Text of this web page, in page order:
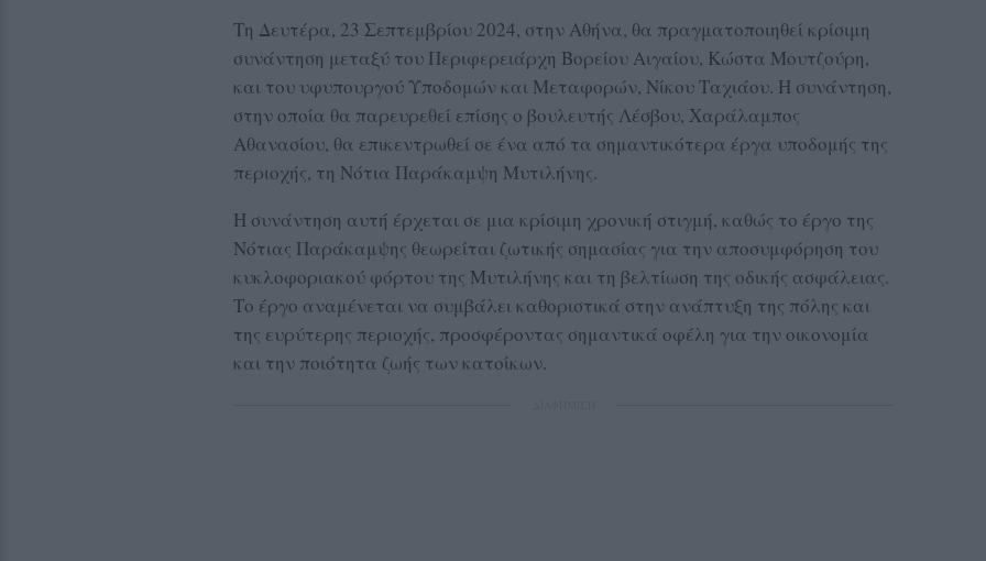
Τη Δευτέρα, 23 Σεπτεμβρίου 2024, στην Αθήνα, θα πραγματοποιηθεί κρίσιμη
συνάντηση μεταξύ του Περιφερειάρχη Βορείου Αιγαίου, Κώστα Μουτζούρη,
και του υφυπουργού Υποδομών και Μεταφορών, Νίκου Ταχιάου. Η συνάντηση,
στην οποία θα παρευρεθεί επίσης ο βουλευτής Λέσβου, Χαράλαμπος
Αθανασίου, θα επικεντρωθεί σε ένα από τα σημαντικότερα έργα υποδομής της
περιοχής, τη Νότια Παράκαμψη Μυτιλήνης.
Η συνάντηση αυτή έρχεται σε μια κρίσιμη χρονική στιγμή, καθώς το έργο της
Νότιας Παράκαμψης θεωρείται ζωτικής σημασίας για την αποσυμφόρηση του
κυκλοφοριακού φόρτου της Μυτιλήνης και τη βελτίωση της οδικής ασφάλειας.
Το έργο αναμένεται να συμβάλει καθοριστικά στην ανάπτυξη της πόλης και
της ευρύτερης περιοχής, προσφέροντας σημαντικά οφέλη για την οικονομία
και την ποιότητα ζωής των κατοίκων.